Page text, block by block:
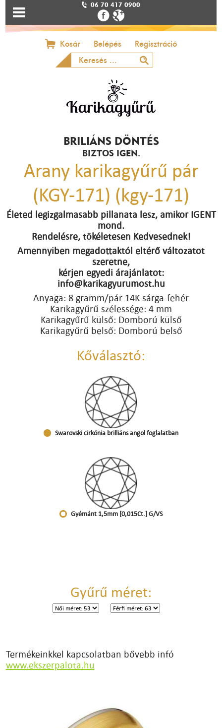
06 70 417 0900
Kosár Belépés Regisztráció
BRILIÁNS DÖNTÉS
BIZTOS IGEN.
Arany karikagyűrű pár
(KGY-171) (kgy-171)
Életed legizgalmasabb pillanata lesz, amikor IGENT
mond.
Rendelésre, tökéletesen Kedvesednek!
Amennyiben megadottaktól eltérő változatot
szeretne,
kérjen egyedi árajánlatot:
info@karikagyurumost.hu
Anyaga: 8 gramm/pár 14K sárga-fehér
Karikagyűrű szélessége: 4 mm
Karikagyűrű külső: Domború külső
Karikagyűrű belső: Domború belső
Kőválasztó:
Swarovski cirkónia brilliáns angol foglalatban
Gyémánt 1,5mm [0,015Ct.] G/VS
Gyűrű méret:
Termékeinkkel kapcsolatban bővebb infó
www.ekszerpalota.hu